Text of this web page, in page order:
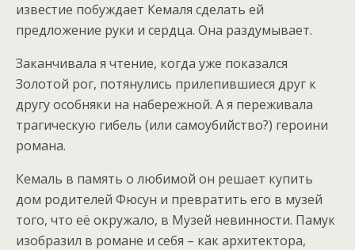
известие побуждает Кемаля сделать ей
предложение руки и сердца. Она раздумывает.
Заканчивала я чтение, когда уже показался
Золотой рог, потянулись прилепившиеся друг к
другу особняки на набережной. А я переживала
трагическую гибель (или самоубийство?) героини
романа.
Кемаль в память о любимой он решает купить
дом родителей Фюсун и превратить его в музей
того, что её окружало, в Музей невинности. Памук
изобразил в романе и себя – как архитектора,